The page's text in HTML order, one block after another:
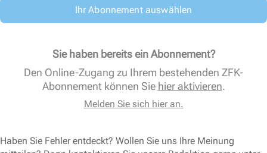
Ihr Abonnement auswählen
Sie haben bereits ein Abonnement?
Den Online-Zugang zu Ihrem bestehenden ZFK-
Abonnement können Sie hier aktivieren.
Melden Sie sich hier an.
Haben Sie Fehler entdeckt? Wollen Sie uns Ihre Meinung